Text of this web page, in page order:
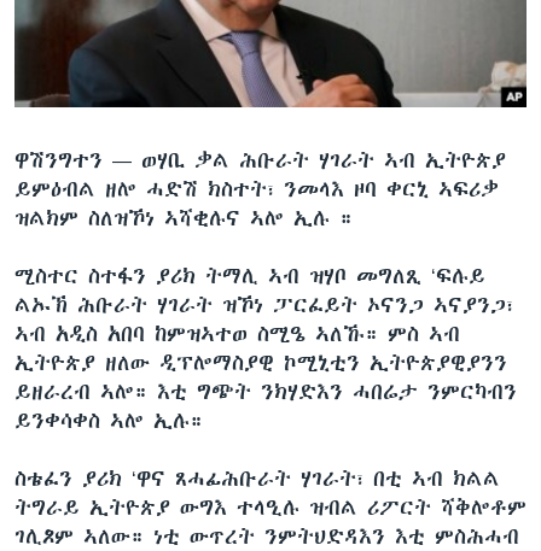
ቂሔ ጽልሚ
ቋንቋታት
ዋሽንግተን — ወሃቢ ቃል ሕቡራት ሃገራት ኣብ ኢትዮጵያ
ይምዕብል ዘሎ ሓድሽ ክስተት፣ ንመላእ ዞባ ቀርኒ ኣፍሪቃ
ዝልክም ስለዝኾነ ኣሻቂሉና ኣሎ ኢሉ ።
ሚስተር ስተፋን ያሪክ ትማሊ ኣብ ዝሃቦ መግለጺ ‘ፍሉይ
ልኡኽ ሕቡራት ሃገራት ዝኾነ ፓርፈይት ኦናንጋ ኣናያንጋ፣
ኣብ አዲስ አበባ ከምዝኣተወ ስሚዔ ኣለኹ። ምስ ኣብ
ኢትዮጵያ ዘለው ዲፕሎማስያዊ ኮሚኒቲን ኢትዮጵያዊያንን
ይዘራረብ ኣሎ። እቲ ግጭት ንክሃድእን ሓበሬታ ንምርካብን
ይንቀሳቀስ ኣሎ ኢሉ።
ስቴፈን ያሪክ ‘ዋና ጸሓፊሕቡራት ሃገራት፣ በቲ ኣብ ክልል
ትግራይ ኢትዮጵያ ውግእ ተላዒሉ ዝብል ሪፖርት ሻቅሎቶም
ገሊጾም ኣለው። ነቲ ውጥረት ንምትህድዳእን እቲ ምስሕሓብ